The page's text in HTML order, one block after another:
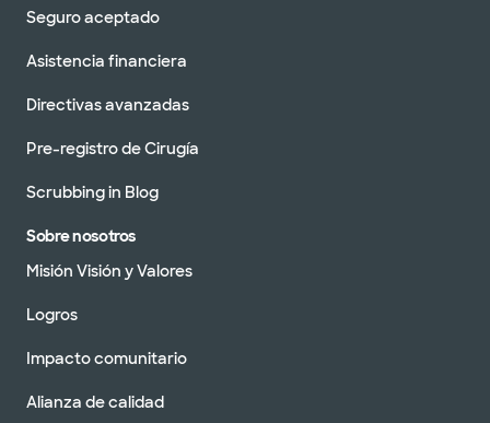
Seguro aceptado
Asistencia financiera
Directivas avanzadas
Pre-registro de Cirugía
Scrubbing in Blog
Sobre nosotros
Misión Visión y Valores
Logros
Impacto comunitario
Alianza de calidad